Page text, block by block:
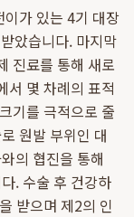
가 있는 4기 대장
았습니다. 마지막
진료를 통해 새로
서 몇 차례의 표적
기를 극적으로 줄
원발 부위인 대
의 협진을 통해
. 수술 후 건강하
받으며 제2의 인